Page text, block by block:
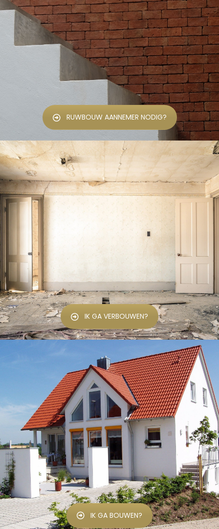
RUWBOUW AANNEMER NODIG?
IK GA VERBOUWEN?
IK GA BOUWEN?